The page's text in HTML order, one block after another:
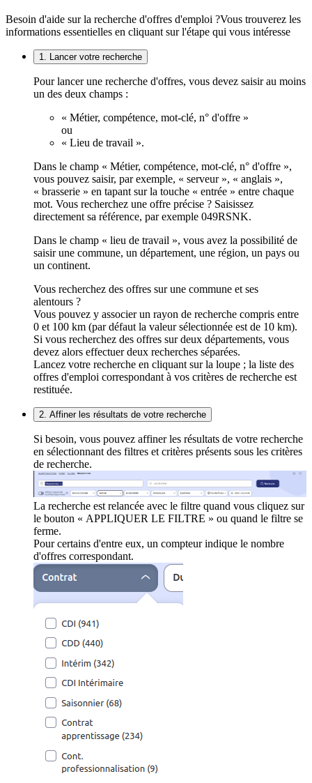
Besoin d'aide sur la recherche d'offres d'emploi ?Vous trouverez les
informations essentielles en cliquant sur l'étape qui vous intéresse
1. Lancer votre recherche
Pour lancer une recherche d'offres, vous devez saisir au moins
un des deux champs :
« Métier, compétence, mot-clé, n° d'offre »
ou
« Lieu de travail ».
Dans le champ « Métier, compétence, mot-clé, n° d'offre »,
vous pouvez saisir, par exemple, « serveur », « anglais »,
« brasserie » en tapant sur la touche « entrée » entre chaque
mot. Vous recherchez une offre précise ? Saisissez
directement sa référence, par exemple 049RSNK.
Dans le champ « lieu de travail », vous avez la possibilité de
saisir une commune, un département, une région, un pays ou
un continent.
Vous recherchez des offres sur une commune et ses
alentours ?
Vous pouvez y associer un rayon de recherche compris entre
0 et 100 km (par défaut la valeur sélectionnée est de 10 km).
Si vous recherchez des offres sur deux départements, vous
devez alors effectuer deux recherches séparées.
Lancez votre recherche en cliquant sur la loupe ; la liste des
offres d'emploi correspondant à vos critères de recherche est
restituée.
2. Affiner les résultats de votre recherche
Si besoin, vous pouvez affiner les résultats de votre recherche
en sélectionnant des filtres et critères présents sous les critères
de recherche.
La recherche est relancée avec le filtre quand vous cliquez sur
le bouton « APPLIQUER LE FILTRE » ou quand le filtre se
ferme.
Pour certains d'entre eux, un compteur indique le nombre
d'offres correspondant.